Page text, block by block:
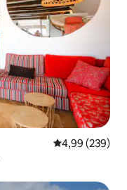
4,99 (239)